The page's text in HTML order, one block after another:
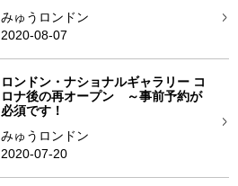
みゅうロンドン
2020-08-07
ロンドン・ナショナルギャラリー コ
ロナ後の再オープン ～事前予約が
必須です！
みゅうロンドン
2020-07-20